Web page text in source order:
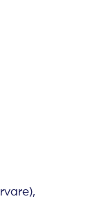
rent a
bar, Provezza